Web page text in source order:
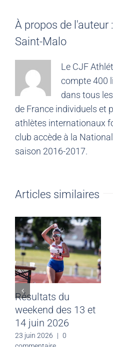
À propos de l'auteur :
Saint-Malo
Le CJF
compte 400
dans tous
de France individuels et
athlètes internationaux
club accède à la
saison 2016-2017.
Articles similaires
Résultats du
weekend des 13 et
14 juin 2026
23 juin 2026 | 0